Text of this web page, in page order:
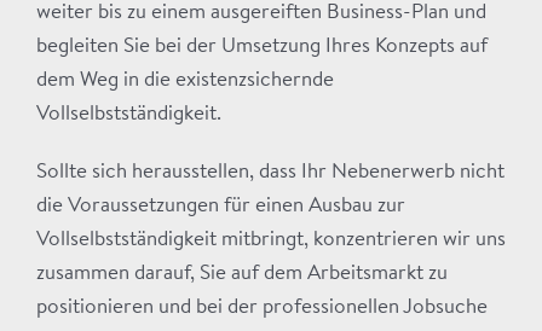
weiter bis zu einem ausgereiften Business-Plan und
begleiten Sie bei der Umsetzung Ihres Konzepts auf
dem Weg in die existenzsichernde
Vollselbstständigkeit.
Sollte sich herausstellen, dass Ihr Nebenerwerb nicht
die Voraussetzungen für einen Ausbau zur
Vollselbstständigkeit mitbringt, konzentrieren wir uns
zusammen darauf, Sie auf dem Arbeitsmarkt zu
positionieren und bei der professionellen Jobsuche